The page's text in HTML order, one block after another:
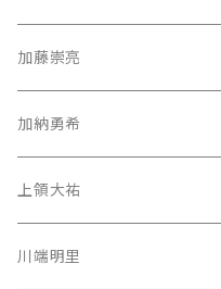
加藤崇亮
加納勇希
上領大祐
川端明里